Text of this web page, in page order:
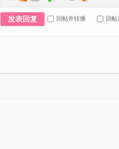
发表回复 回帖并转播 回